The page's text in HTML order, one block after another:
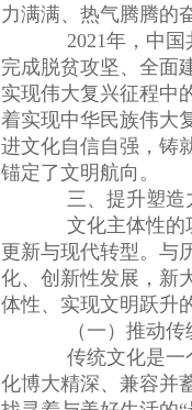
力满满、热气腾腾的
2021年，中国共
完成脱贫攻坚、全面
实现伟大复兴征程中
着实现中华民族伟大
进文化自信自强，铸
锚定了文明航向。
三、提升塑造
文化主体性的巩
更新与现代转型。与
化、创新性发展，新
体性、实现文明跃升
（一）推动传
传统文化是一个
化博大精深、兼容并